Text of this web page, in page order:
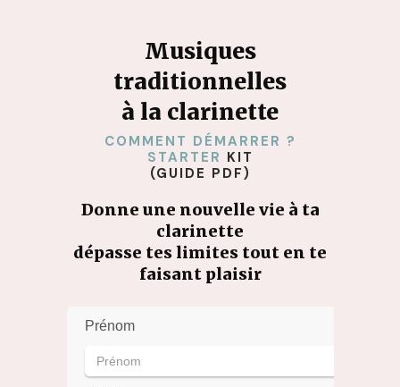
Musiques
traditionnelles
à la clarinette
COMMENT DÉMARRER ?
STARTER KIT
(GUIDE PDF)
Donne une nouvelle vie à ta
clarinette
dépasse tes limites tout en te
faisant plaisir
Prénom